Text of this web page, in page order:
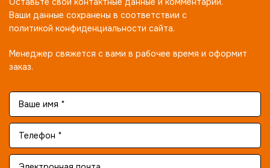
Ваши данные сохранены в соответствии с
политикой конфиденциальности сайта.
Менеджер свяжется с вами в рабочее время и оформит
заказ.